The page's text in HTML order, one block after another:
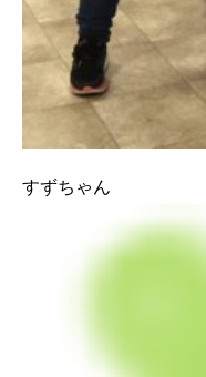
すずちゃん